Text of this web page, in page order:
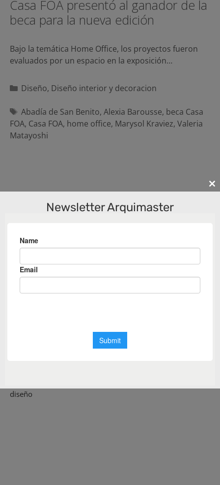
Casa FOA presentó al ganador de la
beca para la nueva edición
Bajo la temática Home Office, los proyectos fueron
evaluados por un espacio en la exposición…
Categorías
Diseño, Diseño interior y decoracion
Etiquetas
Abadía de San Benito, Alexia Barousse, beca Casa
FOA, Casa FOA, home office, Marysol Kraviez, Valeria
Matayoshi
Newsletter Arquimaster